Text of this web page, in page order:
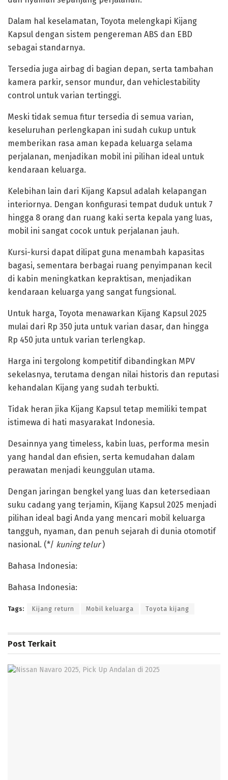
‎Dalam hal keselamatan, Toyota melengkapi Kijang
Kapsul dengan sistem pengereman ABS dan EBD
sebagai standarnya.
Tersedia juga airbag di bagian depan, serta tambahan
kamera parkir, sensor mundur, dan vehiclestability
control untuk varian tertinggi.
‎Meski tidak semua fitur tersedia di semua varian,
keseluruhan perlengkapan ini sudah cukup untuk
memberikan rasa aman kepada keluarga selama
perjalanan, menjadikan mobil ini pilihan ideal untuk
kendaraan keluarga.
‎Kelebihan lain dari Kijang Kapsul adalah kelapangan
interiornya. Dengan konfigurasi tempat duduk untuk 7
hingga 8 orang dan ruang kaki serta kepala yang luas,
mobil ini sangat cocok untuk perjalanan jauh.
‎Kursi-kursi dapat dilipat guna menambah kapasitas
bagasi, sementara berbagai ruang penyimpanan kecil
di kabin meningkatkan kepraktisan, menjadikan
kendaraan keluarga yang sangat fungsional.
‎Untuk harga, Toyota menawarkan Kijang Kapsul 2025
mulai dari Rp 350 juta untuk varian dasar, dan hingga
Rp 450 juta untuk varian terlengkap.
‎Harga ini tergolong kompetitif dibandingkan MPV
sekelasnya, terutama dengan nilai historis dan reputasi
kehandalan Kijang yang sudah terbukti.
‎Tidak heran jika Kijang Kapsul tetap memiliki tempat
istimewa di hati masyarakat Indonesia.
Desainnya yang timeless, kabin luas, performa mesin
yang handal dan efisien, serta kemudahan dalam
perawatan menjadi keunggulan utama.
‎Dengan jaringan bengkel yang luas dan ketersediaan
suku cadang yang terjamin, Kijang Kapsul 2025 menjadi
pilihan ideal bagi Anda yang mencari mobil keluarga
tangguh, nyaman, dan penuh sejarah di dunia otomotif
nasional. (*/ kuning telur)
Bahasa Indonesia:
Bahasa Indonesia:
Tags: Kijang return Mobil keluarga Toyota kijang
Post Terkait